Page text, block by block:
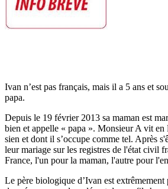
Ivan n’est pas français, mais il a 5 ans et
papa.
Depuis le 19 février 2013 sa maman est
bien et appelle « papa ». Monsieur A vit en
sien et dont il s’occupe comme tel. Après
leur mariage sur les registres de l'état civil
France, l'un pour la maman, l'autre pour
Le père biologique d’Ivan est